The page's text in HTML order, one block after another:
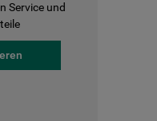
Service und